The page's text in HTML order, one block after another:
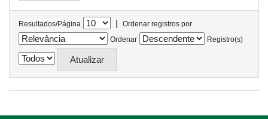
Resultados/Página |
Ordenar registros por
Ordenar
Registro(s)